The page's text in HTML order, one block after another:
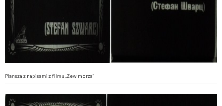
Plansza z napisami z filmu „Zew morza”